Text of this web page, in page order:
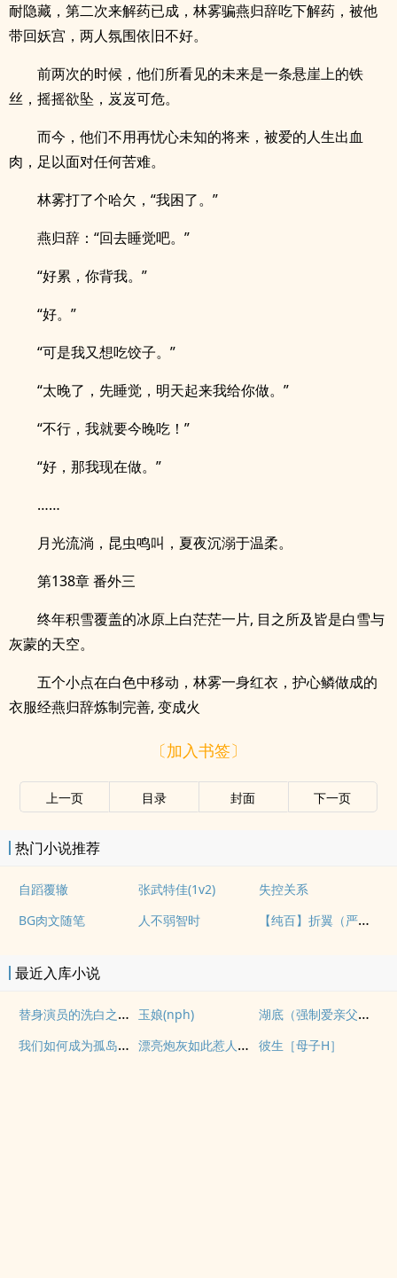
耐隐藏，第二次来解药已成，林雾骗燕归辞吃下解药，被他
带回妖宫，两人氛围依旧不好。
前两次的时候，他们所看见的未来是一条悬崖上的铁
丝，摇摇欲坠，岌岌可危。
而今，他们不用再忧心未知的将来，被爱的人生出血
肉，足以面对任何苦难。
林雾打了个哈欠，“我困了。”
燕归辞：“回去睡觉吧。”
“好累，你背我。”
“好。”
“可是我又想吃饺子。”
“太晚了，先睡觉，明天起来我给你做。”
“不行，我就要今晚吃！”
“好，那我现在做。”
……
月光流淌，昆虫鸣叫，夏夜沉溺于温柔。
第138章 番外三
终年积雪覆盖的冰原上白茫茫一片, 目之所及皆是白雪与
灰蒙的天空。
五个小点在白色中移动，林雾一身红衣，护心鳞做成的
衣服经燕归辞炼制完善, 变成火
〔加入书签〕
上一页 目录 封面 下一页
热门小说推荐
自蹈覆辙 张武特佳(1v2)
失控关系
BG肉文随笔
人不弱智时 【纯百】折翼（严厉上司是小鸟）
最近入库小说
替身演员的洗白之路(nph) 玉娘(nph)
湖底（强制爱亲父女）
我们如何成为孤岛（异国，NPH）
漂亮炮灰如此惹人怜爱 彼生［母子H］